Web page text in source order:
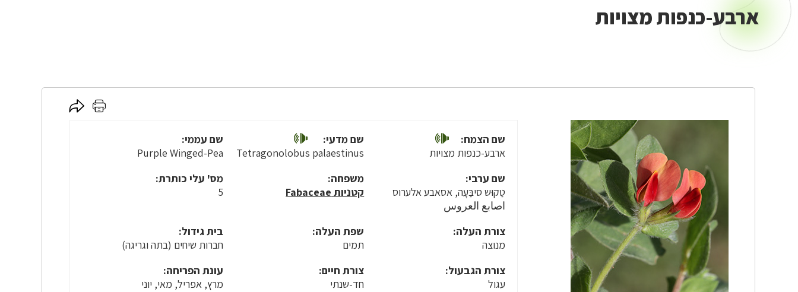
ארבע-כנפות מצויות
לחץ
לחץ
שם הצמח:
ארבע-כנפות מצויות
שם מדעי:
Tetragonolobus palaestinus
שם עממי:
Purple Winged-Pea
שם ערבי:
טַקוּש סיבַּעָה, אסאבע אלערוס
اصابع العروس
משפחה:
קטניות Fabaceae
מס' עלי כותרת:
5
צורת העלה:
מנוצה
שפת העלה:
תמים
בית גידול:
חברות שיחים (בתה וגריגה)
צורת הגבעול:
עגול
צורת חיים:
חד-שנתי
עונת הפריחה:
מרץ, אפריל, מאי, יוני